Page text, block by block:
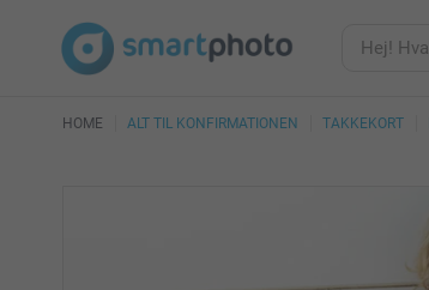
HOME ALT TIL KONFIRMATIONEN TAKKEKORT